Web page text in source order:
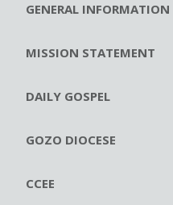
GENERAL INFORMATION
MISSION STATEMENT
DAILY GOSPEL
GOZO DIOCESE
CCEE